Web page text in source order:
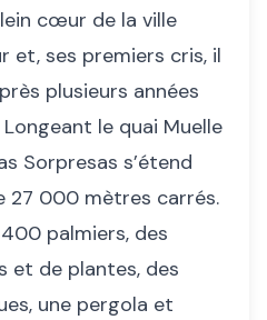
cœur de la ville
et, ses premiers cris, il
plusieurs années
le quai Muelle
Sorpresas s’étend
27 000 mètres carrés.
palmiers, des
et de plantes, des
une pergola et